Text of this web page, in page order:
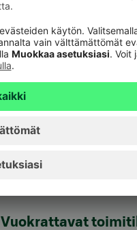
Palveluhinnasto
Usein kysyttyä
Turvallinen
Rahastojen arvot
Tiedotteet
Vuokrattavat